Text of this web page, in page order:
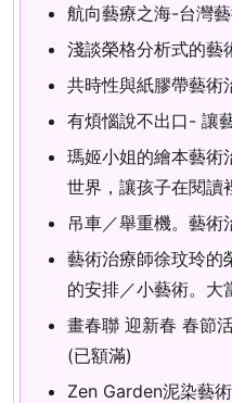
航向藝療之海-台灣
淺談榮格分析式的藝
共時性與紙膠帶藝術
有煩惱說不出口- 讓
瑪姬小姐的繪本藝術
世界，讓孩子在閱讀
吊車／舉重機。藝術
藝術治療師徐玟玲的
的安排／小藝術。大
畫春聯 迎新春 春節
(已額滿)
Zen Garden泥染藝